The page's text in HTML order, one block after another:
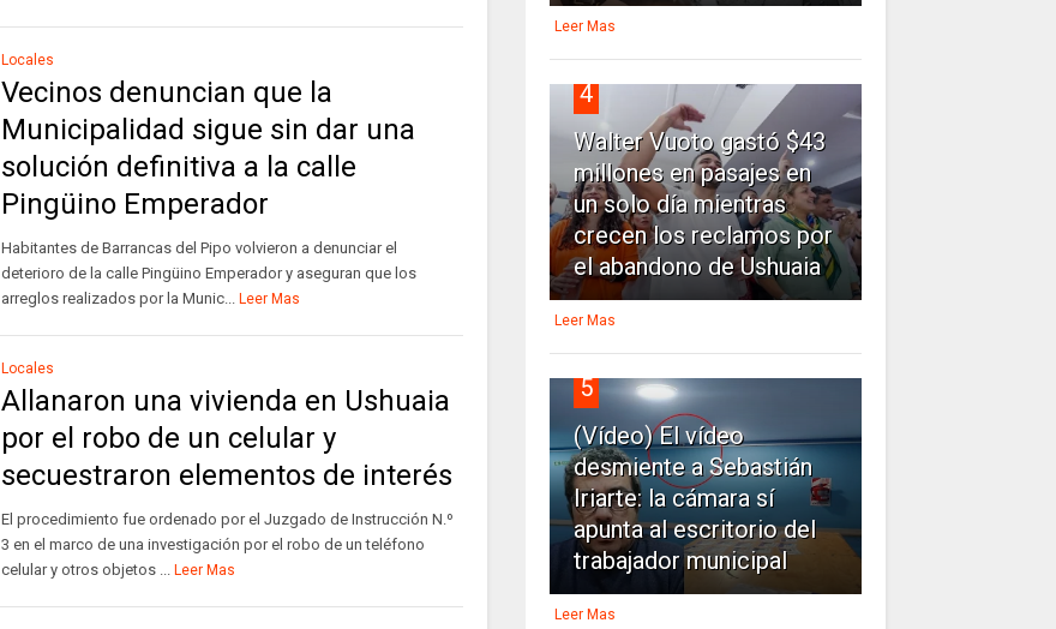
Locales
Vecinos denuncian que la
Municipalidad sigue sin dar una
solución definitiva a la calle
Pingüino Emperador
Habitantes de Barrancas del Pipo volvieron a denunciar el
deterioro de la calle Pingüino Emperador y aseguran que los
arreglos realizados por la Munic... Leer Mas
Locales
Allanaron una vivienda en Ushuaia
por el robo de un celular y
secuestraron elementos de interés
El procedimiento fue ordenado por el Juzgado de Instrucción N.º
3 en el marco de una investigación por el robo de un teléfono
celular y otros objetos ... Leer Mas
Leer Mas
4
Walter Vuoto gastó $43
millones en pasajes en
un solo día mientras
crecen los reclamos por
el abandono de Ushuaia
Leer Mas
5
(Vídeo) El vídeo
desmiente a Sebastián
Iriarte: la cámara sí
apunta al escritorio del
trabajador municipal
Leer Mas